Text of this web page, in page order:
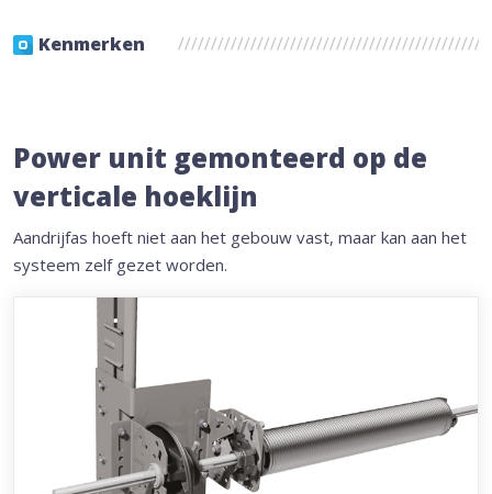
Kenmerken
Power unit gemonteerd op de
verticale hoeklijn
Aandrijfas hoeft niet aan het gebouw vast, maar kan aan het
systeem zelf gezet worden.